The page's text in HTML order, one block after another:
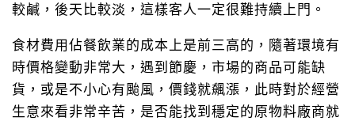
較鹹，後天比較淡，這樣客人一定很難持續上門。
食材費用佔餐飲業的成本上是前三高的，隨著環境有
時價格變動非常大，遇到節慶，市場的商品可能缺
貨，或是不小心有颱風，價錢就飆漲，此時對於經營
生意來看非常辛苦，是否能找到穩定的原物料廠商就